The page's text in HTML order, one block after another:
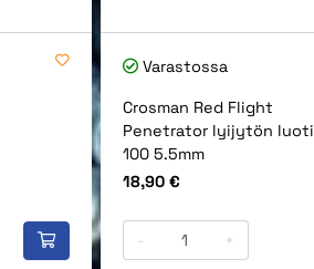
Varastossa
Crosman Red Flight
Penetrator lyijytön luoti
100 5.5mm
Hinta
18,90 €
- +